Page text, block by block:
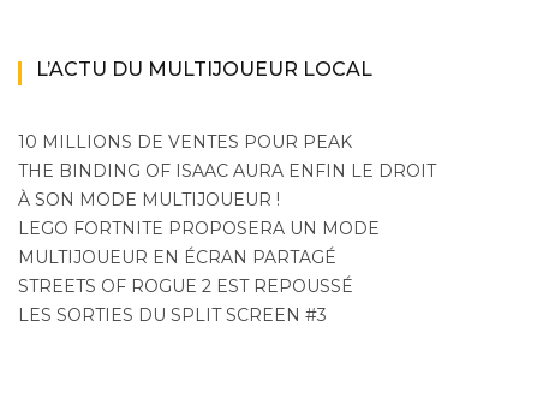
L’ACTU DU MULTIJOUEUR LOCAL
10 MILLIONS DE VENTES POUR PEAK
THE BINDING OF ISAAC AURA ENFIN LE DROIT
À SON MODE MULTIJOUEUR !
LEGO FORTNITE PROPOSERA UN MODE
MULTIJOUEUR EN ÉCRAN PARTAGÉ
STREETS OF ROGUE 2 EST REPOUSSÉ
LES SORTIES DU SPLIT SCREEN #3